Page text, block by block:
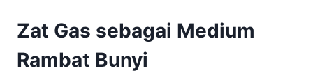
Zat Gas sebagai Medium
Rambat Bunyi